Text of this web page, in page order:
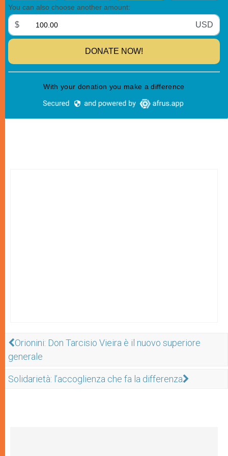
Orionini: Don Tarcisio Vieira è il nuovo superiore
generale
Solidarietà: l’accoglienza che fa la differenza